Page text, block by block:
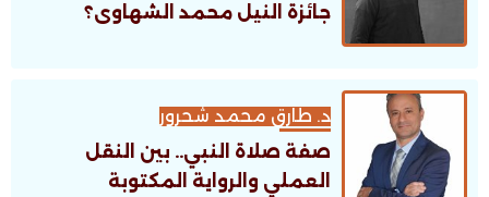
جائزة النيل محمد الشهاوى؟
د. طارق محمد شحرور
صفة صلاة النبي.. بين النقل
العملي والرواية المكتوبة